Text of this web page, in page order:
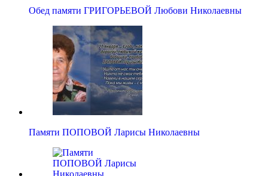
Обед памяти ГРИГОРЬЕВОЙ Любови Николаевны
Памяти ПОПОВОЙ Ларисы Николаевны